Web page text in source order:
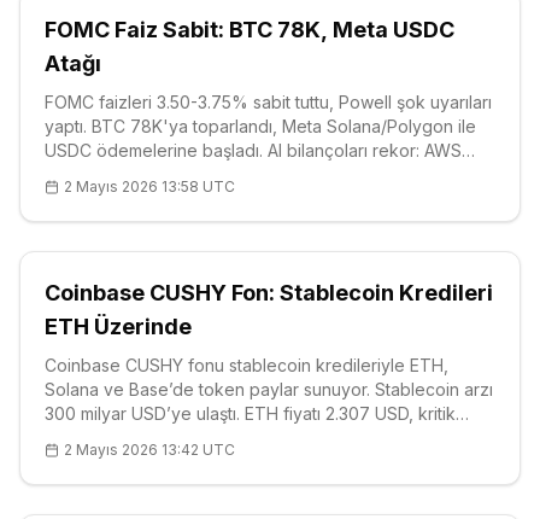
FOMC Faiz Sabit: BTC 78K, Meta USDC
Atağı
FOMC faizleri 3.50-3.75% sabit tuttu, Powell şok uyarıları
yaptı. BTC 78K'ya toparlandı, Meta Solana/Polygon ile
USDC ödemelerine başladı. AI bilançoları rekor: AWS
temkinli.
2 Mayıs 2026 13:58 UTC
Coinbase CUSHY Fon: Stablecoin Kredileri
ETH Üzerinde
Coinbase CUSHY fonu stablecoin kredileriyle ETH,
Solana ve Base’de token paylar sunuyor. Stablecoin arzı
300 milyar USD’ye ulaştı. ETH fiyatı 2.307 USD, kritik
ödemeleri ekosistemi güçlendiriyor. Kurumsal geçiş
hızlanıyor.
2 Mayıs 2026 13:42 UTC